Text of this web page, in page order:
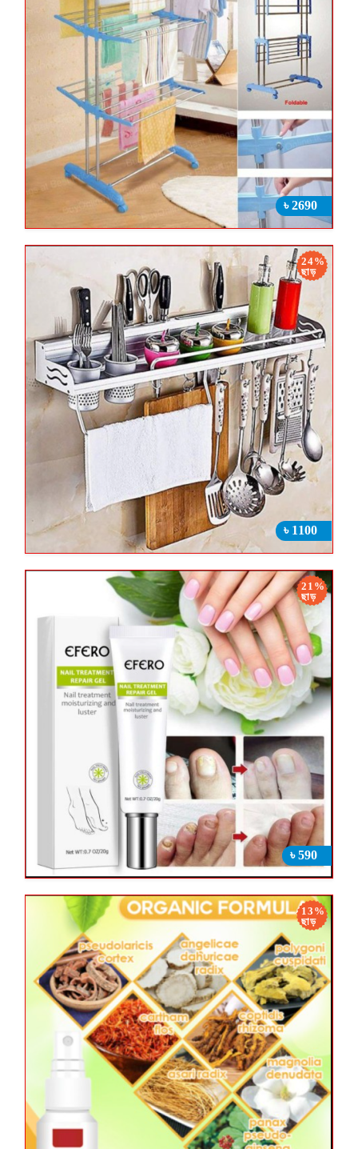
৳ 2690
24%
ছাড়
৳ 1100
21%
ছাড়
৳ 590
13%
ছাড়